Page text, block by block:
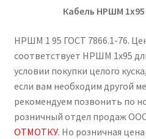
Кабель НРШМ 1х95
НРШМ 1 95 ГОСТ 7866.1-76.
соответствует НРШМ 1х95
условии покупки целого
если вам необходим другой
рекомендуем позвонить по
розничный отдел продаж
ОТМОТКУ. Но розничная